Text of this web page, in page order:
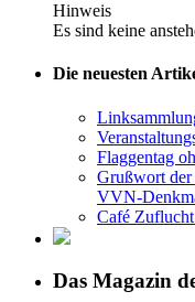
Hinweis
Es sind keine
Die neuesten
Flaggentag
Grußwort
VVN-
Café
Das Magazin